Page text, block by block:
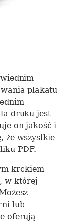
plakatu
druku jest
on jakość i
że wszystkie
PDF.
krokiem
w której
lub
oferują